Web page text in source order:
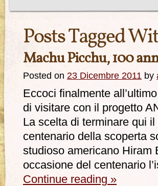
Posts Tagged
Machu Picchu, 100
Posted on 23 Dicembre 2011 by
Eccoci finalmente
di visitare con il progetto
La scelta di terminare qui
centenario della scoperta
studioso americano Hiram
occasione del centenario
Continue reading »